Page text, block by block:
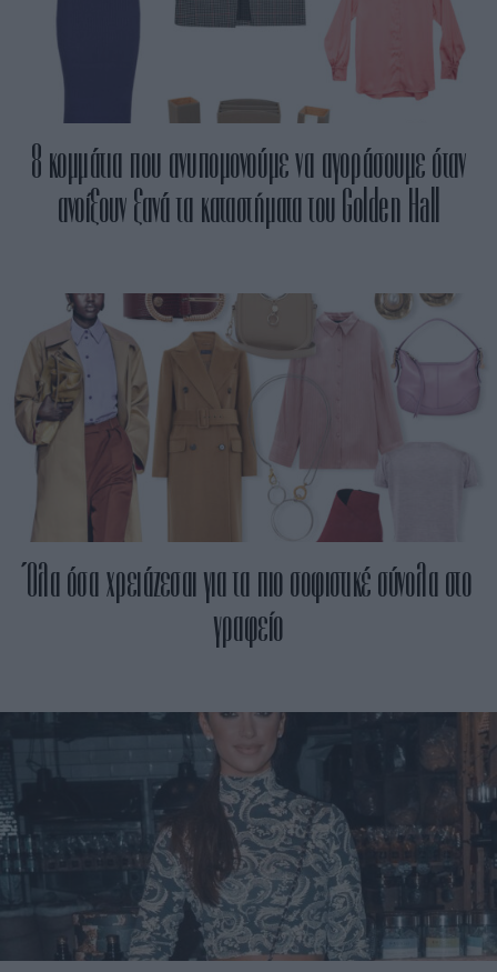
8 κομμάτια που ανυπομονούμε να αγοράσουμε όταν
ανοίξουν ξανά τα καταστήματα του Golden Hall
Όλα όσα χρειάζεσαι για τα πιο σοφιστικέ σύνολα στο
γραφείο